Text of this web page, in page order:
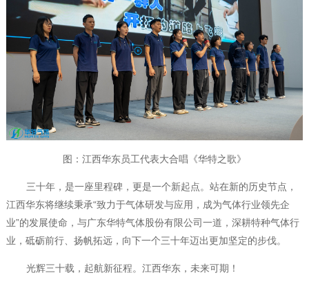
图：江西华东员工代表大合唱《华特之歌》
三十年，是一座里程碑，更是一个新起点。站在新的历史节点，
江西华东将继续秉承“致力于气体研发与应用，成为气体行业领先企
业”的发展使命，与广东华特气体股份有限公司一道，深耕特种气体行
业，砥砺前行、扬帆拓远，向下一个三十年迈出更加坚定的步伐。
光辉三十载，起航新征程。江西华东，未来可期！